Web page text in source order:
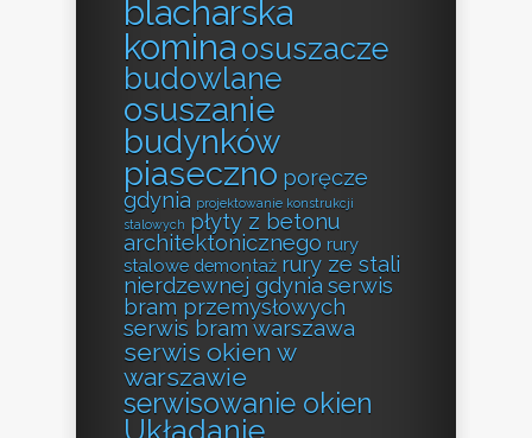
blacharska
komina osuszacze
budowlane
osuszanie
budynków
piaseczno poręcze
gdynia projektowanie konstrukcji
stalowych płyty z betonu
architektonicznego rury
stalowe demontaż rury ze stali
nierdzewnej gdynia serwis
bram przemysłowych
serwis bram warszawa
serwis okien w
warszawie
serwisowanie okien